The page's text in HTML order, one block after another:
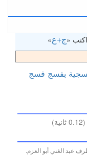
«ج+ع»
بفسج فسج